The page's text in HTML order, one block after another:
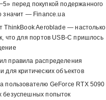
перед покупкой подержанного
значит — Finance.ua
ThinkBook Aeroblade — настолько
что для портов USB-C пришлось
правила распределения
для критических объектов
пользователю GeForce RTX 5090
безуспешных попыток